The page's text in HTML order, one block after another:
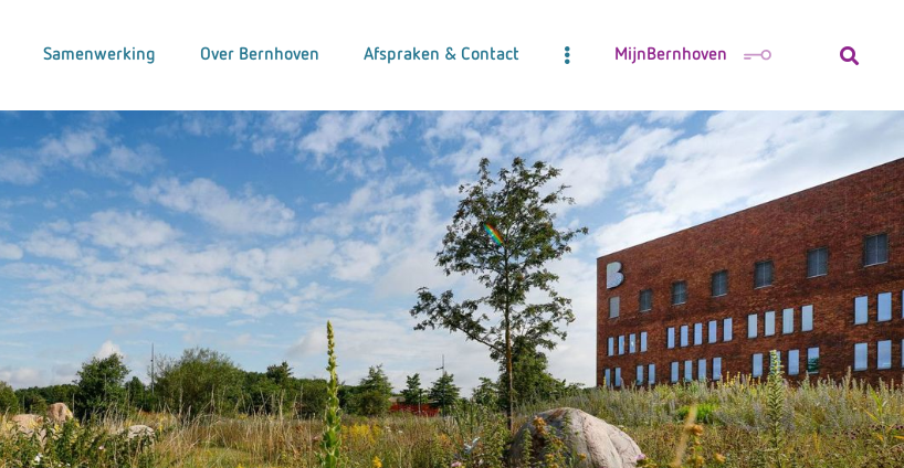
Samenwerking Over Bernhoven Afspraken & Contact MijnBernhoven